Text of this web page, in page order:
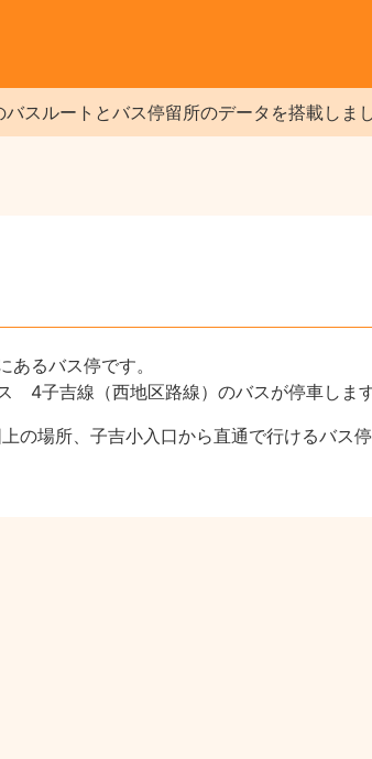
スルートとバス停留所のデータを搭載しまし
るバス停です。
4子吉線（西地区路線）のバスが停車します
の場所、子吉小入口から直通で行けるバス